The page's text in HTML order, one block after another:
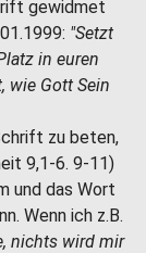
gewidmet
"Setzt
in euren
wie Gott Sein
zu beten,
9,1-6. 9-11)
und das Wort
Wenn ich z.B.
nichts wird mir